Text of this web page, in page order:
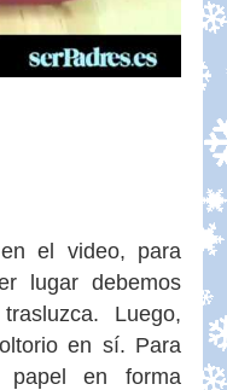
el video, para
lugar debemos
Luego,
en sí. Para
papel en forma